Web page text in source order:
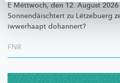
E Mëttwoch, den 12. August
Sonnendäischtert zu Lëtzebuerg
iwwerhaapt dohannert?
FNR